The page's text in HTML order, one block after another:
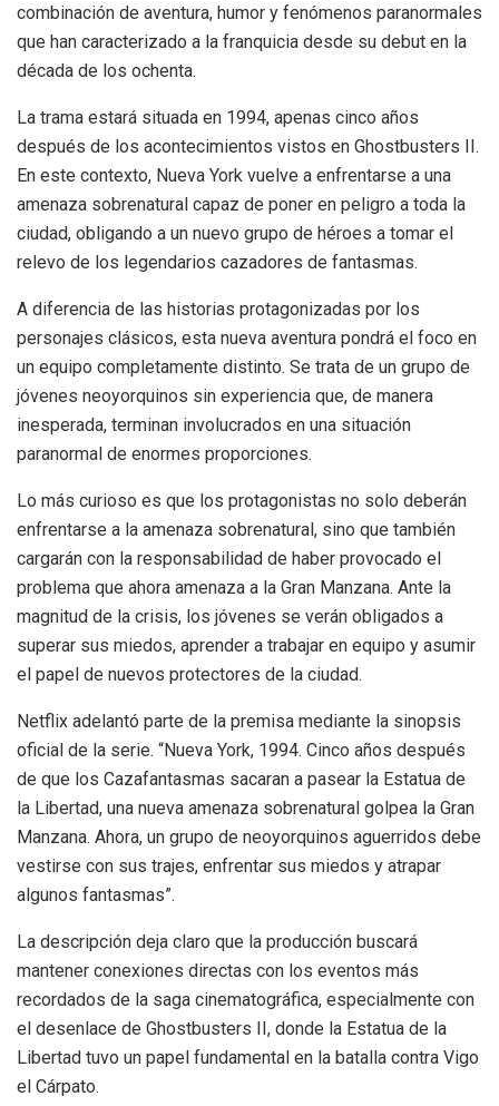
combinación de aventura, humor y fenómenos paranormales
que han caracterizado a la franquicia desde su debut en la
década de los ochenta.
La trama estará situada en 1994, apenas cinco años
después de los acontecimientos vistos en Ghostbusters II.
En este contexto, Nueva York vuelve a enfrentarse a una
amenaza sobrenatural capaz de poner en peligro a toda la
ciudad, obligando a un nuevo grupo de héroes a tomar el
relevo de los legendarios cazadores de fantasmas.
A diferencia de las historias protagonizadas por los
personajes clásicos, esta nueva aventura pondrá el foco en
un equipo completamente distinto. Se trata de un grupo de
jóvenes neoyorquinos sin experiencia que, de manera
inesperada, terminan involucrados en una situación
paranormal de enormes proporciones.
Lo más curioso es que los protagonistas no solo deberán
enfrentarse a la amenaza sobrenatural, sino que también
cargarán con la responsabilidad de haber provocado el
problema que ahora amenaza a la Gran Manzana. Ante la
magnitud de la crisis, los jóvenes se verán obligados a
superar sus miedos, aprender a trabajar en equipo y asumir
el papel de nuevos protectores de la ciudad.
Netflix adelantó parte de la premisa mediante la sinopsis
oficial de la serie. “Nueva York, 1994. Cinco años después
de que los Cazafantasmas sacaran a pasear la Estatua de
la Libertad, una nueva amenaza sobrenatural golpea la Gran
Manzana. Ahora, un grupo de neoyorquinos aguerridos debe
vestirse con sus trajes, enfrentar sus miedos y atrapar
algunos fantasmas”.
La descripción deja claro que la producción buscará
mantener conexiones directas con los eventos más
recordados de la saga cinematográfica, especialmente con
el desenlace de Ghostbusters II, donde la Estatua de la
Libertad tuvo un papel fundamental en la batalla contra Vigo
el Cárpato.